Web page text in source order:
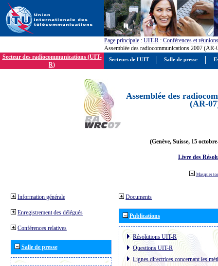
Page principale : UIT-R : Conférences et réunions
Assemblée des radiocommunications 2007 (AR-
Secteur des radiocommunications (UIT-
R)
Assemblée des
(AR-
(Genève, Suisse, 15
Livre des
Masquer
Information générale
Enregistrement des délégués
Conférences relatives
Salle de presse
Documents
Publications
Résolutions UIT-R
Questions UIT-R
Lignes directrices concernant les
Secteurs de l'UIT Salle de presse